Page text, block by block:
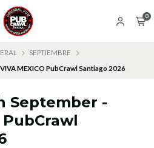
0
SEPTIEMBRE
MEXICO PubCrawl Santiago 2026
September -
PubCrawl